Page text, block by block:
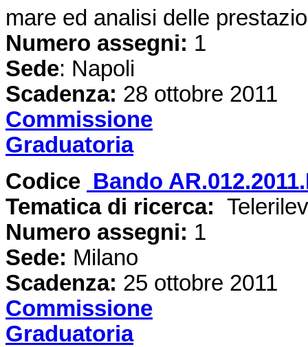
mare ed analisi delle
Numero assegni: 1
Sede: Napoli
Scadenza: 28 ottobre 2011
Commissione
Graduatoria
Codice Bando
Tematica di ricerca:
Numero assegni: 1
Sede: Milano
Scadenza: 25 ottobre 2011
Commissione
Graduatoria